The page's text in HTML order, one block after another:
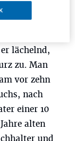
Anfassen
lächelnd,
zu. Man
vor zehn
nach
einer 10
alten
und